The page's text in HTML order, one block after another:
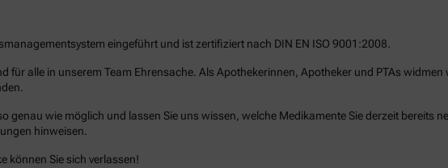
eingeführt und ist zertifiziert nach DIN EN ISO 9001:2008.
für alle in unserem Team Ehrensache. Als Apothekerinnen, Apotheker und PTAs
genau wie möglich und lassen Sie uns wissen, welche Medikamente Sie derzeit bereits
hinweisen.
können Sie sich verlassen!